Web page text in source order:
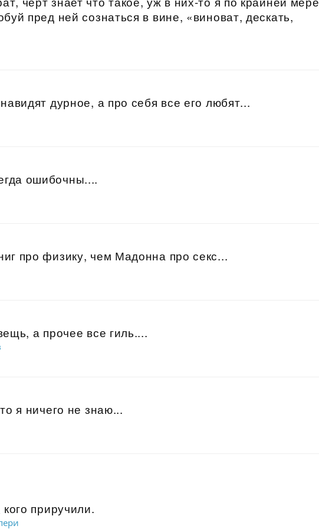
пред ней сознаться в вине, «виноват, дескать,
дурное, а про себя все его любят...
ошибочны....
про физику, чем Мадонна про секс...
а прочее все гиль....
я ничего не знаю...
приручили.